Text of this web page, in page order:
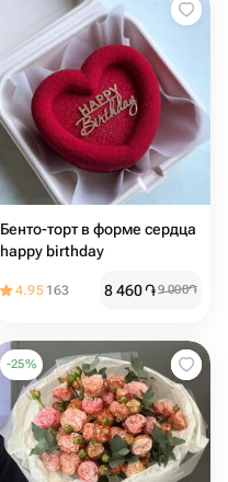
Бенто-торт в форме сердца
happy birthday
4.95 163 8 460֏9 000֏
-25%